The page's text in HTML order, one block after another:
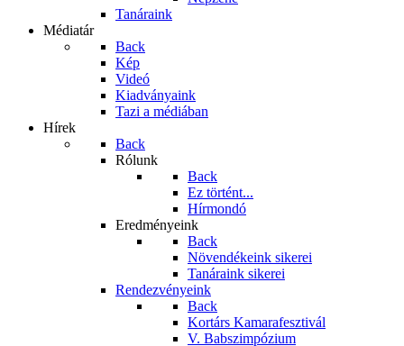
Tanáraink
Médiatár
Back
Kép
Videó
Kiadványaink
Tazi a médiában
Hírek
Back
Rólunk
Back
Ez történt...
Hírmondó
Eredményeink
Back
Növendékeink sikerei
Tanáraink sikerei
Rendezvényeink
Back
Kortárs Kamarafesztivál
V. Babszimpózium